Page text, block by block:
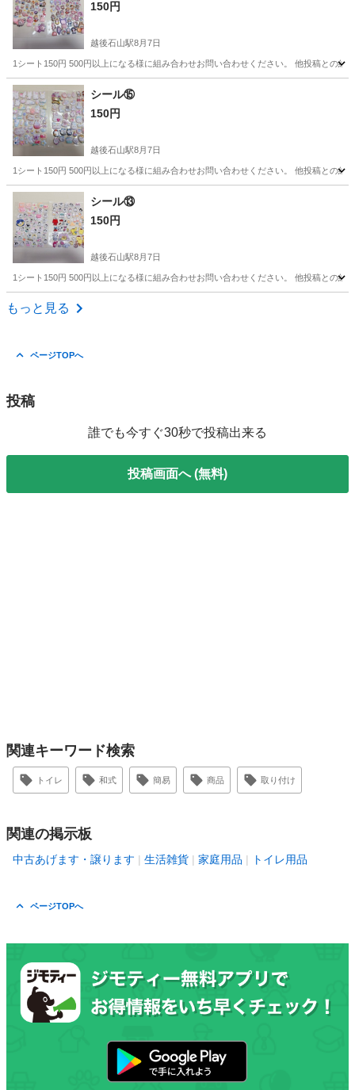
150円
越後石山駅8月7日
1シート150円 500円以上になる様に組み合わせお問い合わせください。 他投稿との組
新潟 新潟市 越後石山駅
シール⑮
150円
越後石山駅8月7日
1シート150円 500円以上になる様に組み合わせお問い合わせください。 他投稿との組
新潟 新潟市 越後石山駅
シール⑬
150円
越後石山駅8月7日
1シート150円 500円以上になる様に組み合わせお問い合わせください。 他投稿との組
新潟 新潟市
もっと見る
ページTOPへ
投稿
誰でも今すぐ30秒で投稿出来る
投稿画面へ (無料)
関連キーワード検索
トイレ 和式 簡易 商品 取り付け
関連の掲示板
中古あげます・譲ります 生活雑貨 家庭用品 トイレ用品
ページTOPへ